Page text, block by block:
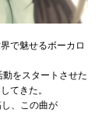
で魅せるボーカロ
をスタートさせた
てきた。
、この曲が